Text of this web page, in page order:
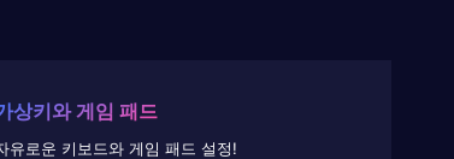
상키와 게임 패드
유로운 키보드와 게임 패드 설정!